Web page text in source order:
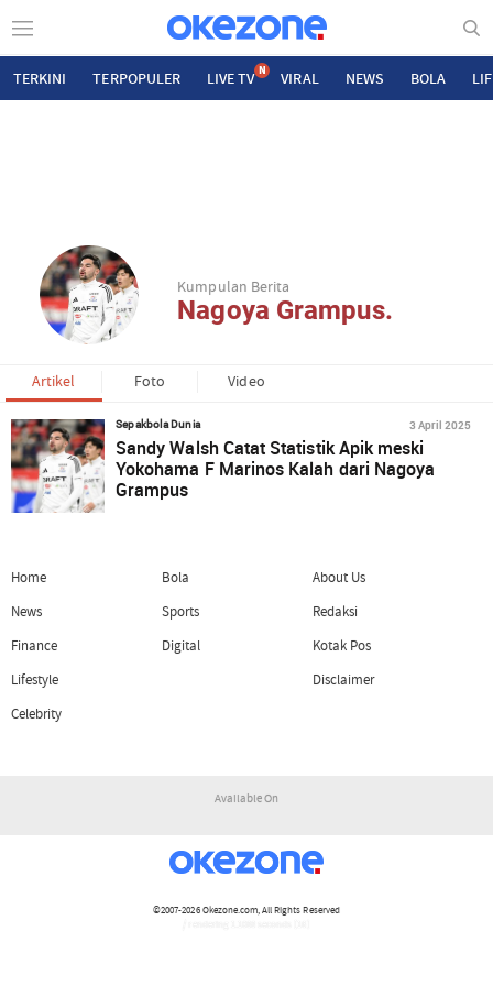
TERKINI TERPOPULER LIVE TV N VIRAL NEWS BOLA
Kumpulan Berita
Nagoya Grampus.
Artikel Foto Video
Sepakbola Dunia 3 April 2025
Sandy Walsh Catat Statistik Apik meski
Yokohama F Marinos Kalah dari Nagoya
Grampus
Home
News
Finance
Lifestyle
Celebrity
Bola
Sports
Digital
About Us
Redaksi
Kotak Pos
Disclaimer
Available On
©2007-2026Okezone.com, All Rights Reserved